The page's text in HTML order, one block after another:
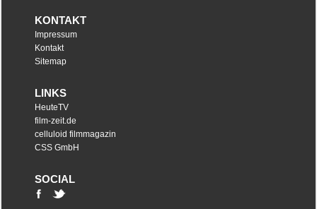
KONTAKT
Impressum
Kontakt
Sitemap
LINKS
HeuteTV
film-zeit.de
celluloid filmmagazin
CSS GmbH
SOCIAL